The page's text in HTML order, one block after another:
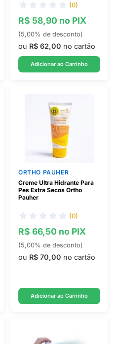
(0)
R$ 58,90 no PIX
(5,00% de desconto)
ou R$ 62,00 no cartão
Adicionar ao Carrinho
ORTHO PAUHER
Creme Ultra Hidrante Para
Pes Extra Secos Ortho
Pauher
(0)
R$ 66,50 no PIX
(5,00% de desconto)
ou R$ 70,00 no cartão
Adicionar ao Carrinho